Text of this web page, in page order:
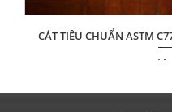
CÁT TIÊU CHUẨN ASTM